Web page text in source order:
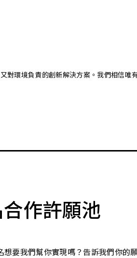
對環境負責的創新解決方案。我們相信唯
作許願池
想要我們幫你實現嗎？告訴我們你的